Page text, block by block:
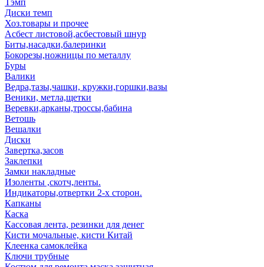
Тэмп
Диски темп
Хоз.товары и прочее
Асбест листовой,асбестовый шнур
Биты,насадки,балеринки
Бокорезы,ножницы по металлу
Буры
Валики
Ведра,тазы,чашки, кружки,горшки,вазы
Веники, метла,щетки
Веревки,арканы,троссы,бабина
Ветошь
Вешалки
Диски
Завертка,засов
Заклепки
Замки накладные
Изоленты ,скотч,ленты.
Индикаторы,отвертки 2-х сторон.
Капканы
Каска
Кассовая лента, резинки для денег
Кисти мочальные, кисти Китай
Клеенка самоклейка
Ключи трубные